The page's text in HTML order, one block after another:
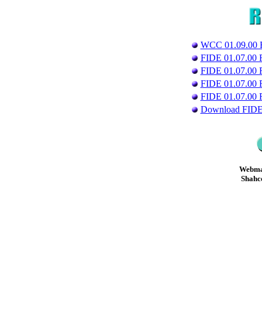
WCC 01.09.00
FIDE 01.07.00
FIDE 01.07.00
FIDE 01.07.00
FIDE 01.07.00
Download